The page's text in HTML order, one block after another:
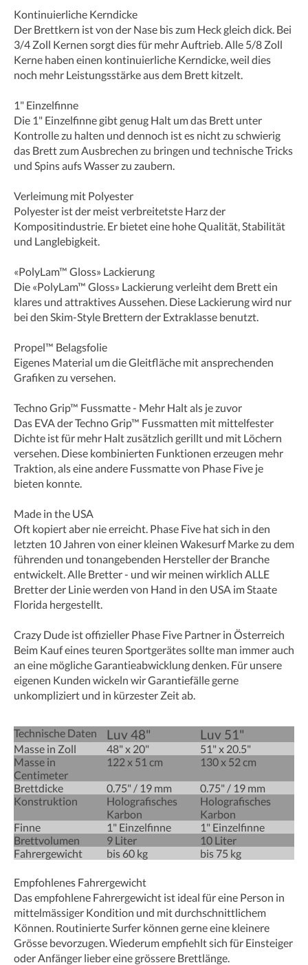
Kontinuierliche Kerndicke
Der Brettkern ist von der Nase bis zum Heck gleich dick. Bei
3/4 Zoll Kernen sorgt dies für mehr Auftrieb. Alle 5/8 Zoll
Kerne haben einen kontinuierliche Kerndicke, weil dies
noch mehr Leistungsstärke aus dem Brett kitzelt.
1" Einzelfinne
Die 1" Einzelfinne gibt genug Halt um das Brett unter
Kontrolle zu halten und dennoch ist es nicht zu schwierig
das Brett zum Ausbrechen zu bringen und technische Tricks
und Spins aufs Wasser zu zaubern.
Verleimung mit Polyester
Polyester ist der meist verbreitetste Harz der
Kompositindustrie. Er bietet eine hohe Qualität, Stabilität
und Langlebigkeit.
«PolyLam™ Gloss» Lackierung
Die «PolyLam™ Gloss» Lackierung verleiht dem Brett ein
klares und attraktives Aussehen. Diese Lackierung wird nur
bei den Skim-Style Brettern der Extraklasse benutzt.
Propel™ Belagsfolie
Eigenes Material um die Gleitfläche mit ansprechenden
Grafiken zu versehen.
Techno Grip™ Fussmatte - Mehr Halt als je zuvor
Das EVA der Techno Grip™ Fussmatten mit mittelfester
Dichte ist für mehr Halt zusätzlich gerillt und mit Löchern
versehen. Diese kombinierten Funktionen erzeugen mehr
Traktion, als eine andere Fussmatte von Phase Five je
bieten konnte.
Made in the USA
Oft kopiert aber nie erreicht. Phase Five hat sich in den
letzten 10 Jahren von einer kleinen Wakesurf Marke zu dem
führenden und tonangebenden Hersteller der Branche
entwickelt. Alle Bretter - und wir meinen wirklich ALLE
Bretter der Linie werden von Hand in den USA im Staate
Florida hergestellt.
Crazy Dude ist offizieller Phase Five Partner in Österreich
Beim Kauf eines teuren Sportgerätes sollte man immer auch
an eine mögliche Garantieabwicklung denken. Für unsere
eigenen Kunden wickeln wir Garantiefälle gerne
unkompliziert und in kürzester Zeit ab.
Technische Daten Luv 48" Luv 51"
Masse in Zoll 48" x 20"
51" x 20.5"
Masse in
Centimeter
122 x 51 cm
130 x 52 cm
Brettdicke
0.75" / 19 mm
0.75" / 19 mm
Konstruktion
Holografisches
Karbon
Holografisches
Karbon
Finne
1" Einzelfinne
1" Einzelfinne
Brettvolumen
9 Liter
10 Liter
Fahrergewicht
bis 60 kg bis 75 kg
Empfohlenes Fahrergewicht
Das empfohlene Fahrergewicht ist ideal für eine Person in
mittelmässiger Kondition und mit durchschnittlichem
Können. Routinierte Surfer können gerne eine kleinere
Grösse bevorzugen. Wiederum empfiehlt sich für Einsteiger
oder Anfänger lieber eine grössere Brettlänge.